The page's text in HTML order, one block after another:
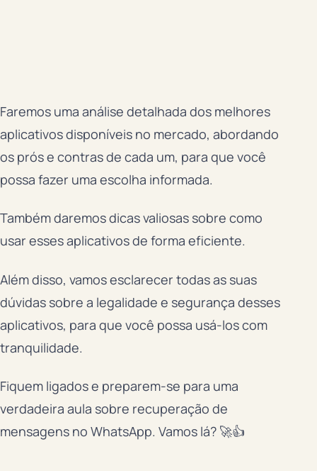
Faremos uma análise detalhada dos melhores
aplicativos disponíveis no mercado, abordando
os prós e contras de cada um, para que você
possa fazer uma escolha informada.
Também daremos dicas valiosas sobre como
usar esses aplicativos de forma eficiente.
Além disso, vamos esclarecer todas as suas
dúvidas sobre a legalidade e segurança desses
aplicativos, para que você possa usá-los com
tranquilidade.
Fiquem ligados e preparem-se para uma
verdadeira aula sobre recuperação de
mensagens no WhatsApp. Vamos lá? 🚀👍